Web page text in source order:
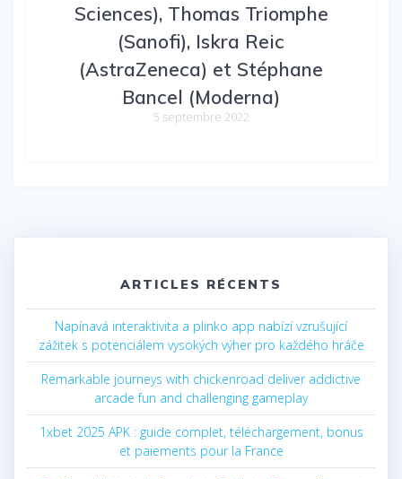
Sciences), Thomas Triomphe
(Sanofi), Iskra Reic
(AstraZeneca) et Stéphane
Bancel (Moderna)
5 septembre 2022
ARTICLES RÉCENTS
Napínavá interaktivita a plinko app nabízí vzrušující
zážitek s potenciálem vysokých výher pro každého hráče
Remarkable journeys with chickenroad deliver addictive
arcade fun and challenging gameplay
1xbet 2025 APK : guide complet, téléchargement, bonus
et paiements pour la France